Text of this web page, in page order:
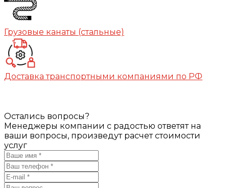
Грузовые канаты (стальные)
Доставка транспортными компаниями по РФ
Остались вопросы?
Менеджеры компании с радостью ответят на
ваши вопросы, произведут расчет стоимости
услуг